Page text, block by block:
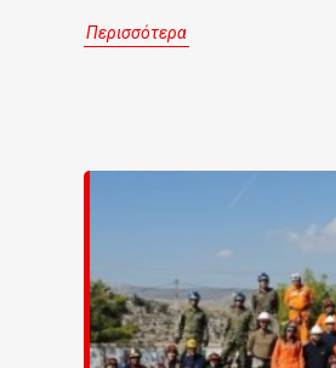
Περισσότερα